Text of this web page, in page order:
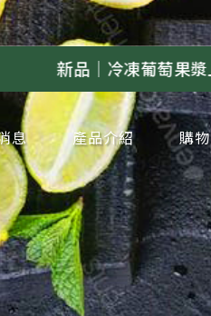
萄果漿上架，歡迎來電詢價
息
息
息
產品介紹
冷凍檸檬專區
冷凍金桔專區
冷凍柳丁專區
冷凍葡萄柚專區
冷凍百香果專區
冷凍水蜜桃專區
冷凍奇異果專區
冷凍芭樂專區
冷凍甘蔗專區
冷凍蘋果專區
冷凍葡萄專區
冷凍鳳梨專區
冷凍芒果專區
冷凍草莓專區
冷凍荔枝專區
冷凍蓮霧專區
冷凍橘子專區
冷凍原汁其他專區
冷凍水果肉其他專區
冷凍水果蜜糖類
新鮮鮮果類
周邊產品類
季節限定類
代工生產服務
購